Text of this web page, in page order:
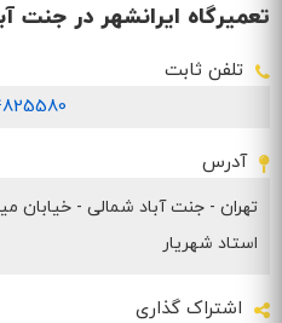
تعمیرگاه ایرانشهر در جنت
تلفن ثابت
آدرس
تهران - جنت آباد شمالی - خیابان
استاد شهریار
اشتراک گذاری